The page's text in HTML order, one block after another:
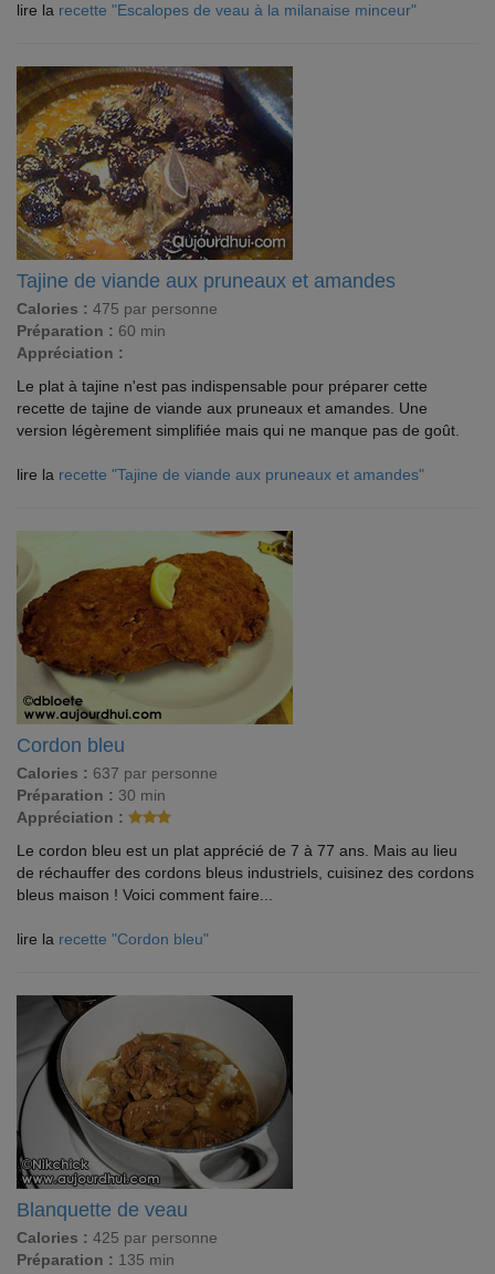
lire la recette "Escalopes de veau à la milanaise minceur"
Tajine de viande aux pruneaux et amandes
Calories : 475 par personne
Préparation : 60 min
Appréciation :
Le plat à tajine n'est pas indispensable pour préparer cette
recette de tajine de viande aux pruneaux et amandes. Une
version légèrement simplifiée mais qui ne manque pas de goût.
lire la recette "Tajine de viande aux pruneaux et amandes"
Cordon bleu
Calories : 637 par personne
Préparation : 30 min
Appréciation :
Le cordon bleu est un plat apprécié de 7 à 77 ans. Mais au lieu
de réchauffer des cordons bleus industriels, cuisinez des cordons
bleus maison ! Voici comment faire...
lire la recette "Cordon bleu"
Blanquette de veau
Calories : 425 par personne
Préparation : 135 min